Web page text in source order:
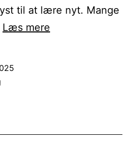
til at lære nyt. Mange
Læs mere